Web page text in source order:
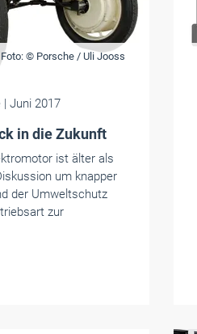
Foto: © Porsche / Uli Jooss
| Juni 2017
in die Zukunft
ist älter als
um knapper
der Umweltschutz
zur